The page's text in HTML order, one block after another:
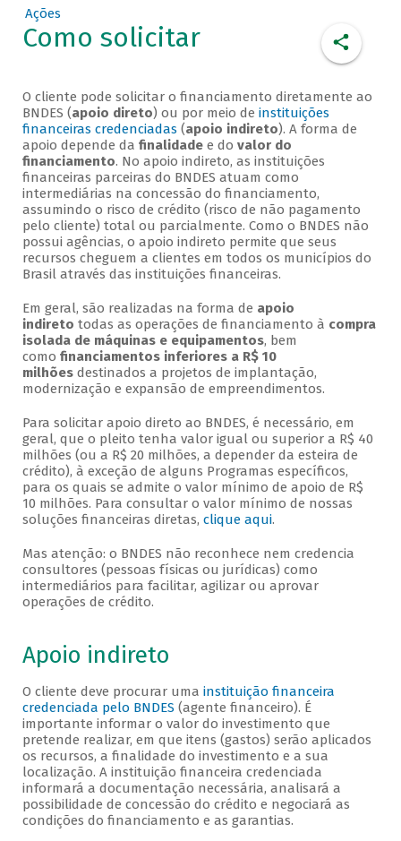
Ações
Como solicitar
O cliente pode solicitar o financiamento diretamente ao
BNDES (apoio direto) ou por meio de instituições
financeiras credenciadas (apoio indireto). A forma de
apoio depende da finalidadee do valor do
financiamento. No apoio indireto, as instituições
financeiras parceiras do BNDES atuam como
intermediárias na concessão do financiamento,
assumindo o risco de crédito (risco de não pagamento
pelo cliente) total ou parcialmente. Como o BNDES não
possui agências, o apoio indireto permite que seus
recursos cheguem a clientes em todos os municípios do
Brasil através das instituições financeiras.
Em geral, são realizadas na forma de apoio
indireto todas as operações de financiamento à compra
isolada de máquinas e equipamentos, bem
como financiamentos inferiores a R$ 10
milhõesdestinados a projetos de implantação,
modernização e expansão de empreendimentos.
Para solicitar apoio direto ao BNDES, é necessário, em
geral, que o pleito tenha valor igual ou superior a R$ 40
milhões (ou a R$ 20 milhões, a depender da esteira de
crédito), à exceção de alguns Programas específicos,
para os quais se admite o valor mínimo de apoio de R$
10 milhões. Para consultar o valor mínimo de nossas
soluções financeiras diretas, clique aqui.
Mas atenção: o BNDES não reconhece nem credencia
consultores (pessoas físicas ou jurídicas) como
intermediários para facilitar, agilizar ou aprovar
operações de crédito.
Apoio indireto
O cliente deve procurar uma instituição financeira
credenciada pelo BNDES (agente financeiro). É
importante informar o valor do investimento que
pretende realizar, em que itens (gastos) serão aplicados
os recursos, a finalidade do investimento e a sua
localização. A instituição financeira credenciada
informará a documentação necessária, analisará a
possibilidade de concessão do crédito e negociará as
condições do financiamento e as garantias.